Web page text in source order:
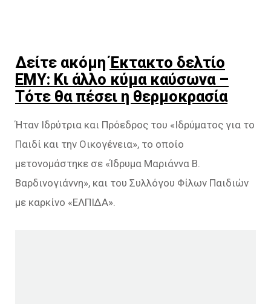
Δείτε ακόμηΈκτακτο δελτίο
ΕΜΥ: Κι άλλο κύμα καύσωνα –
Τότε θα πέσει η θερμοκρασία
Ήταν Ιδρύτρια και Πρόεδρος του «Ιδρύματος για το
Παιδί και την Οικογένεια», το οποίο
μετονομάστηκε σε «Ίδρυμα Μαριάννα Β.
Βαρδινογιάννη», και του Συλλόγου Φίλων Παιδιών
με καρκίνο «ΕΛΠΙΔΑ».